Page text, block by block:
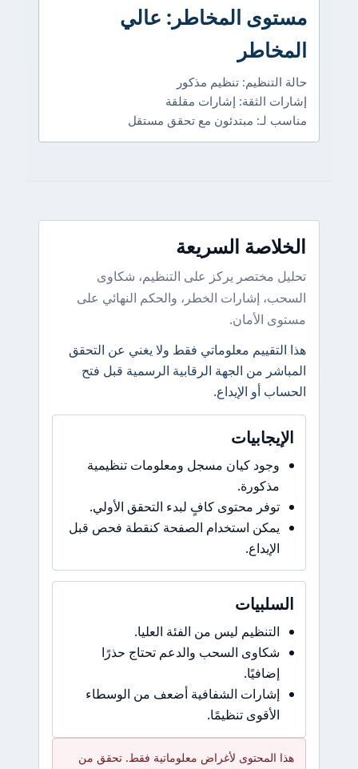
مستوى المخاطر: عالي
المخاطر
حالة التنظيم: تنظيم مذكور
إشارات الثقة: إشارات مقلقة
مناسب لـ: مبتدئون مع تحقق مستقل
الخلاصة السريعة
تحليل مختصر يركز على التنظيم، شكاوى
السحب، إشارات الخطر، والحكم النهائي على
مستوى الأمان.
هذا التقييم معلوماتي فقط ولا يغني عن التحقق
المباشر من الجهة الرقابية الرسمية قبل فتح
الحساب أو الإيداع.
الإيجابيات
وجود كيان مسجل ومعلومات تنظيمية
مذكورة.
توفر محتوى كافٍ لبدء التحقق الأولي.
يمكن استخدام الصفحة كنقطة فحص قبل
الإيداع.
السلبيات
التنظيم ليس من الفئة العليا.
شكاوى السحب والدعم تحتاج حذرًا
إضافيًا.
إشارات الشفافية أضعف من الوسطاء
الأقوى تنظيمًا.
هذا المحتوى لأغراض معلوماتية فقط. تحقق من